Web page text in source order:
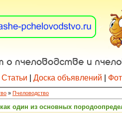
Статьи Доска объявлений
» Пчеловодство
один из основных